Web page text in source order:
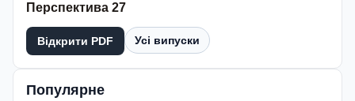
Перспектива 27
Відкрити PDF Усі випуски
Популярне